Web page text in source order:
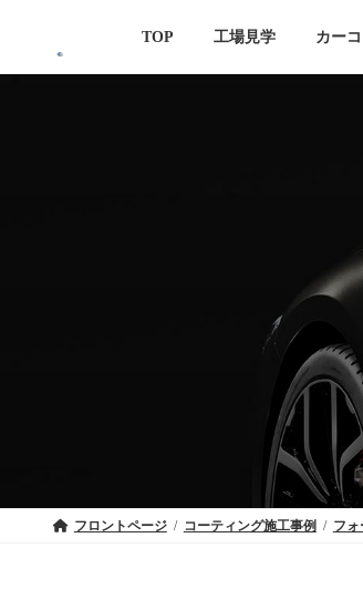
TOP 工場見学 カー
フロントページ コーティング施工事例 フォ